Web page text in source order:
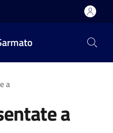
a
a